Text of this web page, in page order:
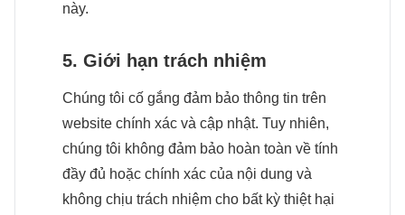
này.
5. Giới hạn trách nhiệm
Chúng tôi cố gắng đảm bảo thông tin trên
website chính xác và cập nhật. Tuy nhiên,
chúng tôi không đảm bảo hoàn toàn về tính
đầy đủ hoặc chính xác của nội dung và
không chịu trách nhiệm cho bất kỳ thiệt hại